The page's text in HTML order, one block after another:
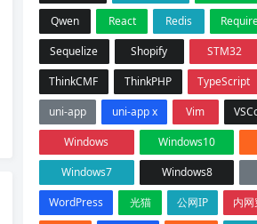
Qwen
React Redis
Sequelize
Shopify STM32
ThinkCMF
ThinkPHP TypeScript
uni-app
uni-app x Vim
Windows
Windows10
Windows7
Windows8
WordPress
光猫 公网IP 内网